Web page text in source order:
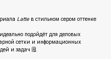
Latteв стильном сером оттенке
подойдёт для деловых
сетки и информационных
и задач 🗒️.